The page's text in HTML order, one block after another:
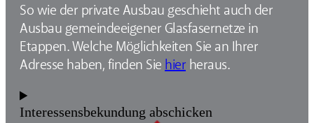
So wie der private Ausbau geschieht auch der
Ausbau gemeindeeigener Glasfasernetze in
Etappen. Welche Möglichkeiten Sie an Ihrer
Adresse haben, finden Sie hier heraus.
Interessensbekundung abschicken